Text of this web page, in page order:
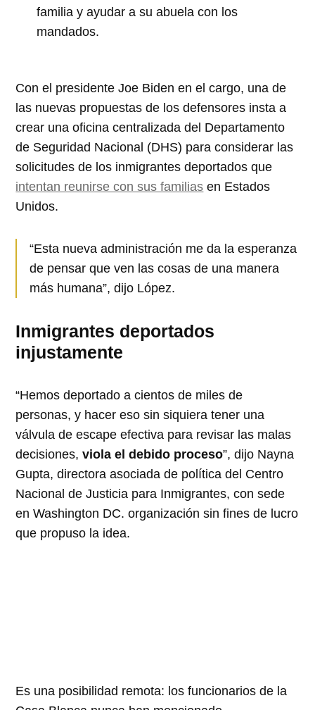
familia y ayudar a su abuela con los
mandados.
Con el presidente Joe Biden en el cargo, una de
las nuevas propuestas de los defensores insta a
crear una oficina centralizada del Departamento
de Seguridad Nacional (DHS) para considerar las
solicitudes de los inmigrantes deportados que
intentan reunirse con sus familias en Estados
Unidos.
“Esta nueva administración me da la esperanza
de pensar que ven las cosas de una manera
más humana”, dijo López.
Inmigrantes deportados
injustamente
“Hemos deportado a cientos de miles de
personas, y hacer eso sin siquiera tener una
válvula de escape efectiva para revisar las malas
decisiones,viola el debido proceso”, dijo Nayna
Gupta, directora asociada de política del Centro
Nacional de Justicia para Inmigrantes, con sede
en Washington DC. organización sin fines de lucro
que propuso la idea.
Es una posibilidad remota: los funcionarios de la